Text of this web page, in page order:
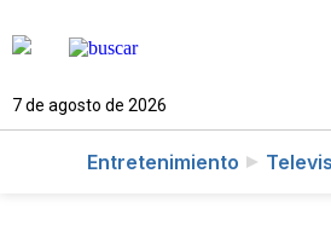
7 de agosto de 2026
Entretenimiento